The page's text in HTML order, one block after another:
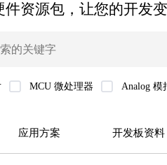
件资源包，让您的开发变
MCU 微处理器 Analog 模
应用方案 开发板资料